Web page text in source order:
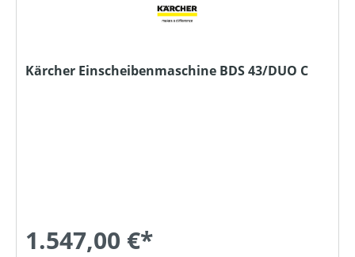
Kärcher Einscheibenmaschine BDS 43/DUO C
1.547,00 €*